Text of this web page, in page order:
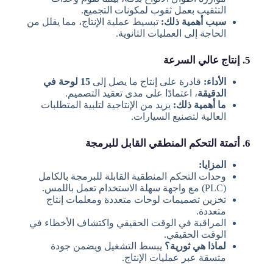
التثقيب بعمل ثقوب لمكونات التجميع.
سبب أهمية ذلك: تبسيط عملية الإنتاج، مما يقلل من
الحاجة إلى العمليات الثانوية.
5. إنتاج عالي السرعة
الأداء: قادرة على إنتاج ما يصل إلى
15 لوحة في
الدقيقة، اعتمادًا على مدى تعقيد التصميم.
ما أهمية ذلك: يزيد من الإنتاجية لتلبية المتطلبات
العالية لتصنيع السيارات.
6. أتمتة التحكم المنطقي القابل للبرمجة
المزايا:
وحدات التحكم المنطقية القابلة للبرمجة بالكامل
(PLC) مع واجهة سهلة الاستخدام تعمل باللمس.
تخزين تصميمات لوحات متعددة ومعلمات إنتاج
متعددة.
المراقبة في الوقت الحقيقي واكتشاف الأخطاء في
الوقت الحقيقي.
لماذا هي ثورية؟ يبسط التشغيل ويضمن جودة
متسقة عبر عمليات الإنتاج.